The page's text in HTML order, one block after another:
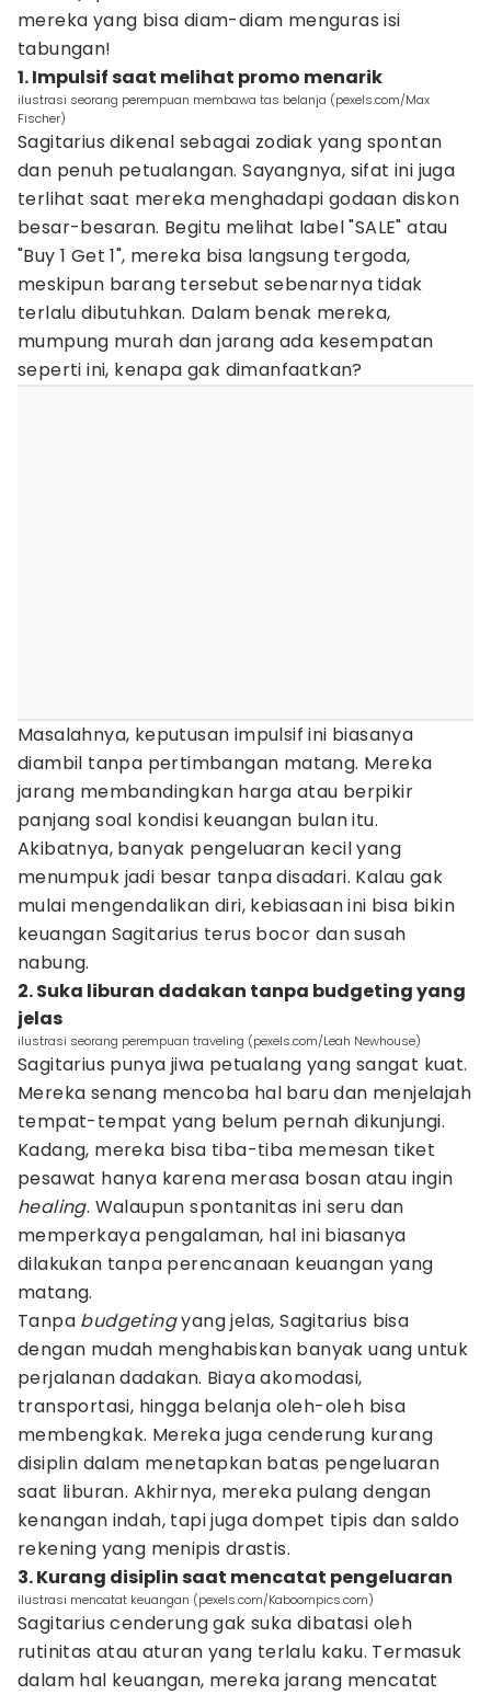
mereka yang bisa diam-diam menguras isi
tabungan!
1. Impulsif saat melihat promo menarik
ilustrasi seorang perempuan membawa tas belanja (pexels.com/Max
Fischer)
Sagitarius dikenal sebagai zodiak yang spontan
dan penuh petualangan. Sayangnya, sifat ini juga
terlihat saat mereka menghadapi godaan diskon
besar-besaran. Begitu melihat label "SALE" atau
"Buy 1 Get 1", mereka bisa langsung tergoda,
meskipun barang tersebut sebenarnya tidak
terlalu dibutuhkan. Dalam benak mereka,
mumpung murah dan jarang ada kesempatan
seperti ini, kenapa gak dimanfaatkan?
Masalahnya, keputusan impulsif ini biasanya
diambil tanpa pertimbangan matang. Mereka
jarang membandingkan harga atau berpikir
panjang soal kondisi keuangan bulan itu.
Akibatnya, banyak pengeluaran kecil yang
menumpuk jadi besar tanpa disadari. Kalau gak
mulai mengendalikan diri, kebiasaan ini bisa bikin
keuangan Sagitarius terus bocor dan susah
nabung.
2. Suka liburan dadakan tanpa budgeting yang
jelas
ilustrasi seorang perempuan traveling (pexels.com/Leah Newhouse)
Sagitarius punya jiwa petualang yang sangat kuat.
Mereka senang mencoba hal baru dan menjelajah
tempat-tempat yang belum pernah dikunjungi.
Kadang, mereka bisa tiba-tiba memesan tiket
pesawat hanya karena merasa bosan atau ingin
healing. Walaupun spontanitas ini seru dan
memperkaya pengalaman, hal ini biasanya
dilakukan tanpa perencanaan keuangan yang
matang.
Tanpa budgetingyang jelas, Sagitarius bisa
dengan mudah menghabiskan banyak uang untuk
perjalanan dadakan. Biaya akomodasi,
transportasi, hingga belanja oleh-oleh bisa
membengkak. Mereka juga cenderung kurang
disiplin dalam menetapkan batas pengeluaran
saat liburan. Akhirnya, mereka pulang dengan
kenangan indah, tapi juga dompet tipis dan saldo
rekening yang menipis drastis.
3. Kurang disiplin saat mencatat pengeluaran
ilustrasi mencatat keuangan (pexels.com/Kaboompics.com)
Sagitarius cenderung gak suka dibatasi oleh
rutinitas atau aturan yang terlalu kaku. Termasuk
dalam hal keuangan, mereka jarang mencatat